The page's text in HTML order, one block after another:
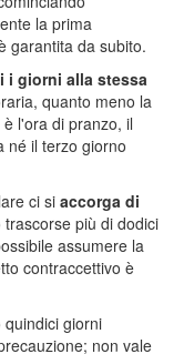
la prima
garantita da subito.
i giorni alla stessa
quanto meno la
l'ora di pranzo, il
né il terzo giorno
ci si accorga di
più di dodici
assumere la
contraccettivo è
giorni
non vale